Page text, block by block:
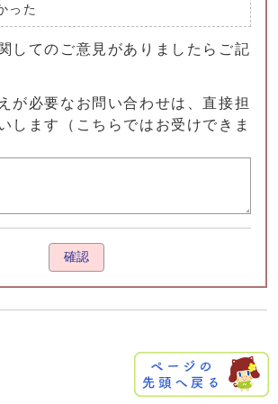
った
してのご意見がありましたらご記
が必要なお問い合わせは、直接担
します（こちらではお受けできま
確認